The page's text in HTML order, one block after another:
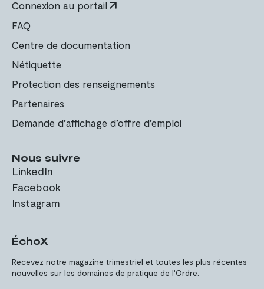
Connexion au portail
FAQ
Centre de documentation
Nétiquette
Protection des renseignements
Partenaires
Demande d’affichage d’offre d’emploi
Nous suivre
LinkedIn
Facebook
Instagram
ÉchoX
Recevez notre magazine trimestriel et toutes les plus récentes
nouvelles sur les domaines de pratique de l'Ordre.